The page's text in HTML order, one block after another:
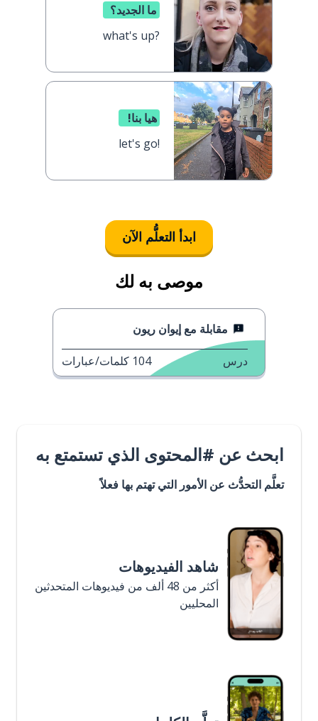
ما الجديد؟
what's up?
هيا بنا!
let's go!
ابدأ التعلُّم الآن
موصى به لك
مقابلة مع إيوان ريون
درس 104 كلمات/عبارات
ابحث عن #المحتوى الذي تستمتع به
تعلَّم التحدُّث عن الأمور التي تهتم بها فعلاً
شاهد الفيديوهات
أكثر من 48 ألف من فيديوهات المتحدثين
المحليين